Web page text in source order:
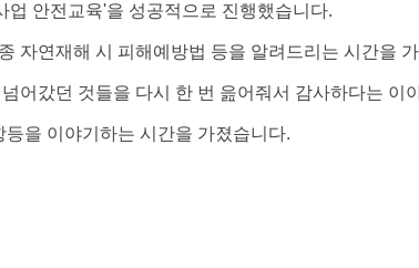
안전교육'을 성공적으로 진행했습니다.
자연재해 시 피해예방법 등을 알려드리는 시간을
어갔던 것들을 다시 한 번 읊어줘서 감사하다는 이
을 이야기하는 시간을 가졌습니다.